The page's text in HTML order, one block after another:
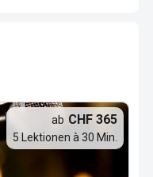
ab CHF 365
5 Lektionen à 30 Min.